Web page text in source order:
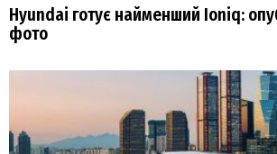
Hyundai готує найменший Ioniq:
фото